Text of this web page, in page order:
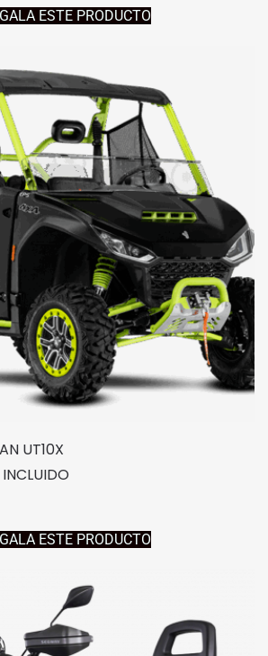
ESTE PRODUCTO
UT10X
ESTE PRODUCTO